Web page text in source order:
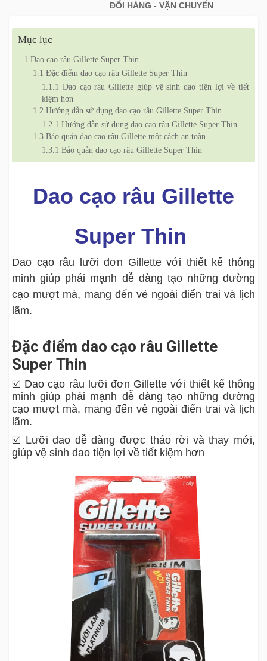
ĐỔI HÀNG - VẬN CHUYỂN
Mục lục
1 Dao cạo râu Gillette Super Thin
1.1 Đặc điểm dao cạo râu Gillette Super Thin
1.1.1 Dao cạo râu Gillette giúp vệ sinh dao tiện lợi về tiết
kiệm hơn
1.2 Hướng dẫn sử dụng dao cạo râu Gillette Super Thin
1.2.1 Hướng dẫn sử dụng dao cạo râu Gillette Super Thin
1.3 Bảo quản dao cạo râu Gillette một cách an toàn
1.3.1 Bảo quản dao cạo râu Gillette Super Thin
Dao cạo râu Gillette
Super Thin
Dao cạo râu lưỡi đơn Gillette với thiết kế thông
minh giúp phái mạnh dễ dàng tạo những đường
cạo mượt mà, mang đến vẻ ngoài điển trai và lịch
lãm.
Đặc điểm dao cạo râu Gillette
Super Thin
☑️ Dao cạo râu lưỡi đơn Gillette với thiết kế thông
minh giúp phái mạnh dễ dàng tạo những đường
cạo mượt mà, mang đến vẻ ngoài điển trai và lịch
lãm.
☑️ Lưỡi dao dễ dàng được tháo rời và thay mới,
giúp vệ sinh dao tiện lợi về tiết kiệm hơn